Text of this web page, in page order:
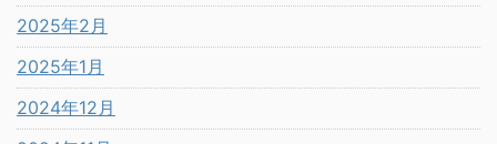
2025年2月
2025年1月
2024年12月